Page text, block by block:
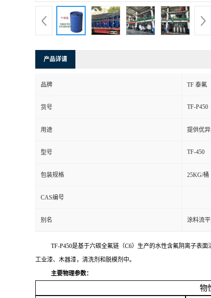
产品详请
品牌 TF 泰氟
货号 TF-P450
用途 提供优
型号 TF-450
包装规格 25KG/桶
CAS编号
别名 涂料流平
TF-P450是基于六碳全氟链 （C6） 生产的水性含氟阴离子表面
工业漆、木器漆，清洗剂和脱模剂中。
主要物理参数：
物